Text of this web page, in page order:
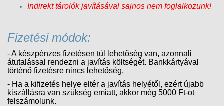
Indirekt tárolók javításával sajnos nem foglalkozunk!
Fizetési módok:
- A készpénzes fizetésen túl lehetőség van, azonnali
átutalással rendezni a javítás költségét. Bankkártyával
történő fizetésre nincs lehetőség.
- Ha a kifizetés helye eltér a javítás helyétől, ezért újabb
kiszállásra van szükség emiatt, akkor még 5000 Ft-ot
felszámolunk.